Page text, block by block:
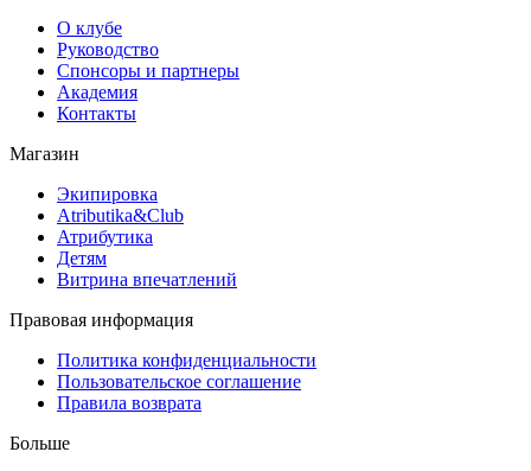
О клубе
Руководство
Спонсоры и партнеры
Академия
Контакты
Магазин
Экипировка
Atributika&Club
Атрибутика
Детям
Витрина впечатлений
Правовая информация
Политика конфиденциальности
Пользовательское соглашение
Правила возврата
Больше